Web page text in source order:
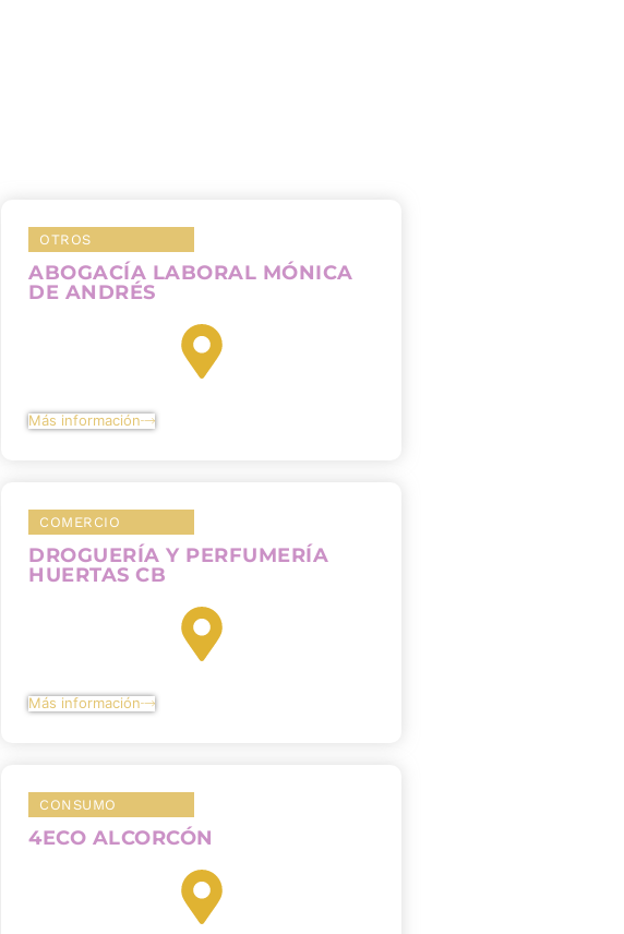
OTROS
ABOGACÍA LABORAL MÓNICA
DE ANDRÉS
Más información
COMERCIO
DROGUERÍA Y PERFUMERÍA
HUERTAS CB
Más información
CONSUMO
4ECO ALCORCÓN